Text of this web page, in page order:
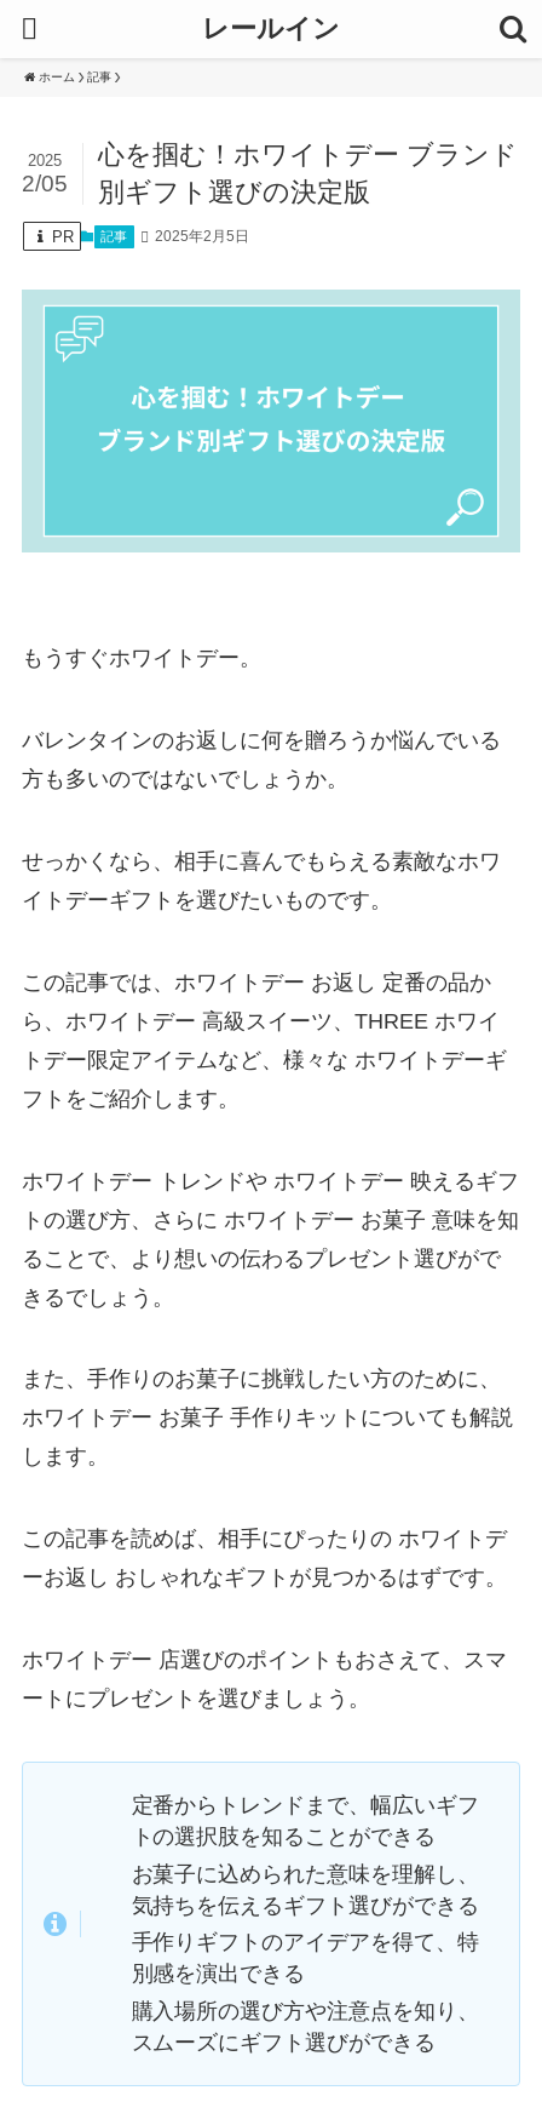
レールイン
ホーム 記事
心を掴む！ホワイトデー ブランド
別ギフト選びの決定版
2025
2/05
PR 記事 2025年2月5日
もうすぐホワイトデー。
バレンタインのお返しに何を贈ろうか悩んでいる
方も多いのではないでしょうか。
せっかくなら、相手に喜んでもらえる素敵なホワ
イトデーギフトを選びたいものです。
この記事では、ホワイトデー お返し 定番の品か
ら、ホワイトデー 高級スイーツ、THREE ホワイ
トデー限定アイテムなど、様々な ホワイトデーギ
フトをご紹介します。
ホワイトデー トレンドや ホワイトデー 映えるギフ
トの選び方、さらに ホワイトデー お菓子 意味を知
ることで、より想いの伝わるプレゼント選びがで
きるでしょう。
また、手作りのお菓子に挑戦したい方のために、
ホワイトデー お菓子 手作りキットについても解説
します。
この記事を読めば、相手にぴったりの ホワイトデ
ーお返し おしゃれなギフトが見つかるはずです。
ホワイトデー 店選びのポイントもおさえて、スマ
ートにプレゼントを選びましょう。
定番からトレンドまで、幅広いギフ
トの選択肢を知ることができる
お菓子に込められた意味を理解し、
気持ちを伝えるギフト選びができる
手作りギフトのアイデアを得て、特
別感を演出できる
購入場所の選び方や注意点を知り、
スムーズにギフト選びができる